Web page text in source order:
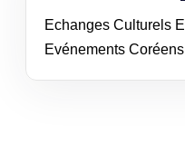
Echanges Culturels
Evénements